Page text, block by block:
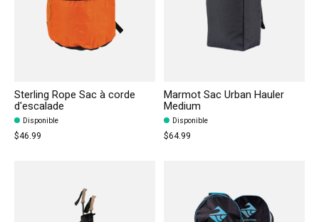
Sterling Rope Sac à corde
d'escalade
Disponible
$46.99
Marmot Sac Urban Hauler
Medium
Disponible
$64.99